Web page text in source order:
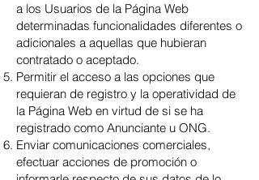
a los Usuarios de la Página Web
determinadas funcionalidades diferentes o
adicionales a aquellas que hubieran
contratado o aceptado.
Permitir el acceso a las opciones que
requieran de registro y la operatividad de
la Página Web en virtud de si se ha
registrado como Anunciante u ONG.
Enviar comunicaciones comerciales,
efectuar acciones de promoción o